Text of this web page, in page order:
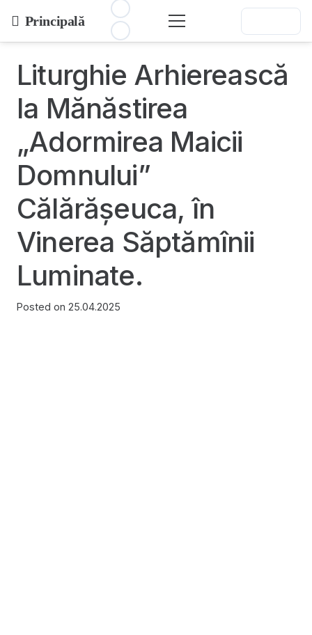
Principală
Liturghie Arhierească
la Mănăstirea
„Adormirea Maicii
Domnului”
Călărășeuca, în
Vinerea Săptămînii
Luminate.
Posted on 25.04.2025